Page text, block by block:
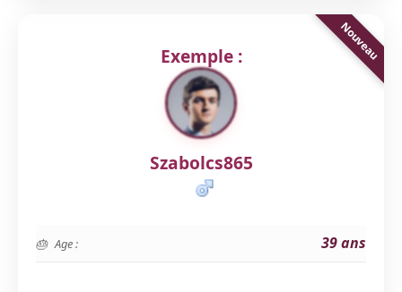
Exemple :
Szabolcs865
Age : 39 ans